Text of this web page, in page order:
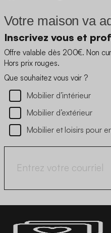
Votre maison va
Inscrivez vous et
Offre valable dès 200€. Non
Hors prix rouges.
Que souhaitez vous voir ?
Mobilier d’intérieur
Mobilier d’extérieur
Mobilier et loisirs pour